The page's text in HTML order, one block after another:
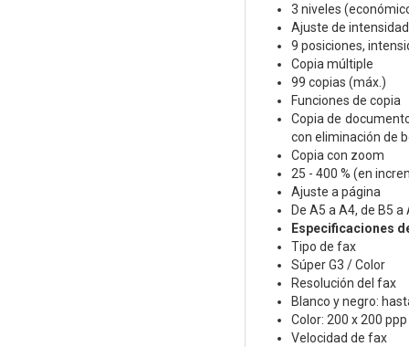
3 niveles
Ajuste de intensidad
9 posiciones,
Copia múltiple
99 copias (máx.)
Funciones de copia
Copia de
con eliminación de
Copia con zoom
25 - 400 % (en
Ajuste a página
De A5 a A4, de B5
Especificaciones
Tipo de fax
Súper G3 / Color
Resolución del fax
Blanco y negro:
Color: 200 x 200 ppp
Velocidad de fax